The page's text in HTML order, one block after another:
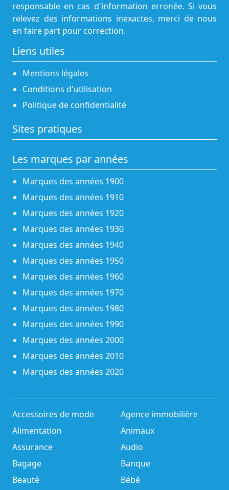
responsable en cas d'information erronée. Si vous
relevez des informations inexactes, merci de nous
en faire part pour correction.
Liens utiles
Mentions légales
Conditions d'utilisation
Politique de confidentialité
Sites pratiques
Les marques par années
Marques des années 1900
Marques des années 1910
Marques des années 1920
Marques des années 1930
Marques des années 1940
Marques des années 1950
Marques des années 1960
Marques des années 1970
Marques des années 1980
Marques des années 1990
Marques des années 2000
Marques des années 2010
Marques des années 2020
Accessoires de mode
Agence immobilière
Alimentation
Animaux
Assurance
Audio
Bagage
Banque
Beauté
Bébé